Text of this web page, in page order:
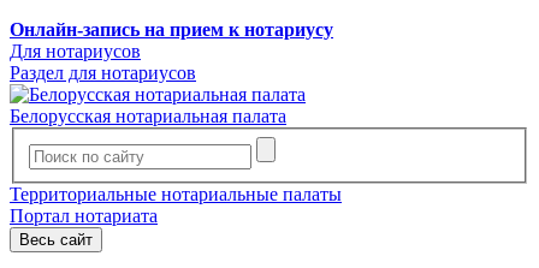
Онлайн-запись на прием к нотариусу
Для нотариусов
Раздел для нотариусов
Белорусская нотариальная палата
Территориальные нотариальные палаты
Портал нотариата
Весь сайт